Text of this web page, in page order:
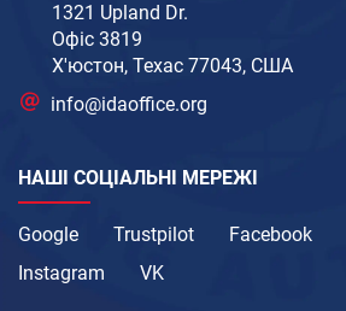
1321 Upland Dr.
Офіс 3819
Х'юстон, Техас 77043, США
info@idaoffice.org
НАШІ СОЦІАЛЬНІ МЕРЕЖІ
Google Trustpilot Facebook
Instagram
VK